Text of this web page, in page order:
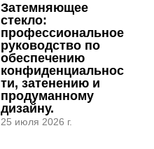
Затемняющее
стекло:
профессиональное
руководство по
обеспечению
конфиденциальнос
ти, затенению и
продуманному
дизайну.
25 июля 2026 г.